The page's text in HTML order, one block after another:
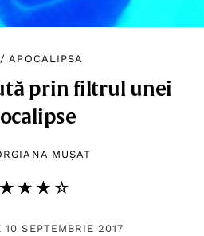
/APOCALIPSA
prin filtrul unei
MUȘAT
10 SEPTEMBRIE 2017